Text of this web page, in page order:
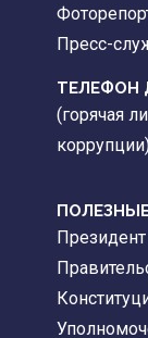
Пресс-
ТЕЛЕФОН
(горячая